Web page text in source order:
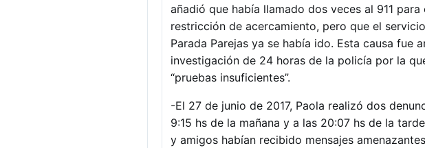
añadió que había llamado dos veces al 911
restricción de acercamiento, pero que el
Parada Parejas ya se había ido. Esta causa fue
investigación de 24 horas de la policía por la
“pruebas insuficientes”.
-El 27 de junio de 2017, Paola realizó dos
9:15 hs de la mañana y a las 20:07 hs de la
y amigos habían recibido mensajes